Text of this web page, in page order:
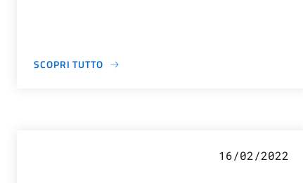
SCOPRI TUTTO
16/02/2022